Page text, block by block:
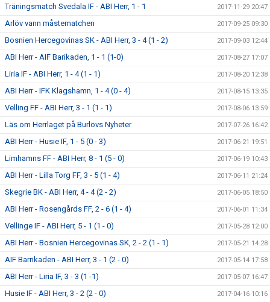
Träningsmatch Svedala IF - ABI Herr, 1 - 1 2017-11-29 20:47
Arlöv vann måstematchen 2017-09-25 09:30
Bosnien Hercegovinas SK - ABI Herr, 3 - 4 (1 - 2) 2017-09-03 12:44
ABI Herr - AIF Barikaden, 1 - 1 (1-0) 2017-08-27 17:07
Liria IF - ABI Herr, 1 - 4 (1 - 1) 2017-08-20 12:38
ABI Herr - IFK Klagshamn, 1 - 4 (0 - 4) 2017-08-15 13:35
Velling FF - ABI Herr, 3 - 1 (1 - 1) 2017-08-06 13:59
Läs om Herrlaget på Burlövs Nyheter 2017-07-26 16:42
ABI Herr - Husie IF, 1 - 5 (0 - 3) 2017-06-21 19:51
Limhamns FF - ABI Herr, 8 - 1 (5 - 0) 2017-06-19 10:43
ABI Herr - Lilla Torg FF, 3 - 5 (1 - 4) 2017-06-11 21:24
Skegrie BK - ABI Herr, 4 - 4 (2 - 2) 2017-06-05 18:50
ABI Herr - Rosengårds FF, 2 - 6 (1 - 4) 2017-06-01 11:34
Vellinge IF - ABI Herr, 5 - 1 (1 - 0) 2017-05-28 12:00
ABI Herr - Bosnien Hercegovinas SK, 2 - 2 (1 - 1) 2017-05-21 14:28
AIF Barrikaden - ABI Herr, 3 - 1 (2 - 0) 2017-05-14 17:58
ABI Herr - Liria IF, 3 - 3 (1 -1) 2017-05-07 16:47
Husie IF - ABI Herr, 3 - 2 (2 - 0) 2017-04-16 10:16